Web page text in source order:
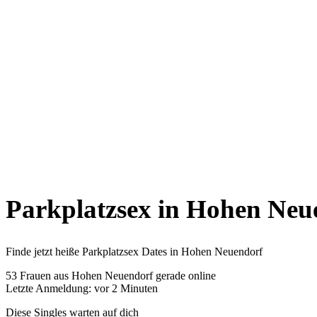
Parkplatzsex in Hohen
Finde jetzt heiße Parkplatzsex Dates in Hohen Neuendorf
53 Frauen aus Hohen Neuendorf gerade online
Letzte Anmeldung: vor 2 Minuten
Diese Singles warten auf dich